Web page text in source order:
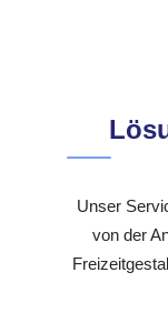
Unser
von der